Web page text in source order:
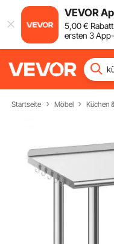
VEVOR
5,00€
ersten 3
Startseite Möbel Küchen